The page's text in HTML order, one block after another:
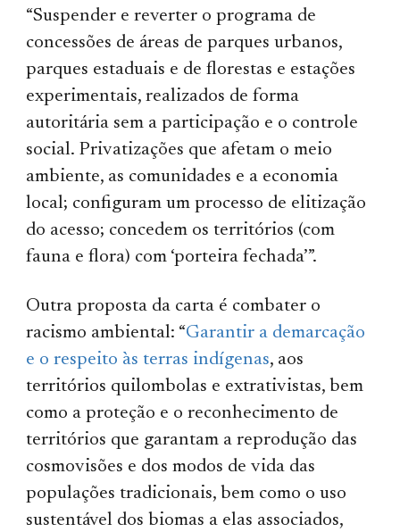
“Suspender e reverter o programa de
concessões de áreas de parques urbanos,
parques estaduais e de florestas e estações
experimentais, realizados de forma
autoritária sem a participação e o controle
social. Privatizações que afetam o meio
ambiente, as comunidades e a economia
local; configuram um processo de elitização
do acesso; concedem os territórios (com
fauna e flora) com ‘porteira fechada’”.
Outra proposta da carta é combater o
racismo ambiental: “Garantir a demarcação
e o respeito às terras indígenas, aos
territórios quilombolas e extrativistas, bem
como a proteção e o reconhecimento de
territórios que garantam a reprodução das
cosmovisões e dos modos de vida das
populações tradicionais, bem como o uso
sustentável dos biomas a elas associados,